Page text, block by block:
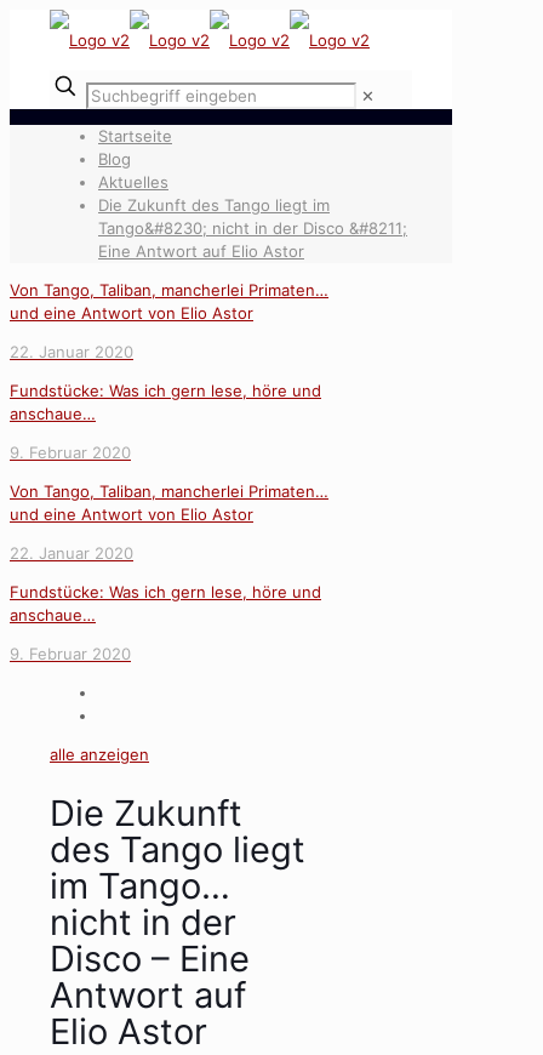
✕
Startseite
Blog
Aktuelles
Die Zukunft des Tango liegt im
Tango&#8230; nicht in der Disco &#8211;
Eine Antwort auf Elio Astor
Von Tango, Taliban, mancherlei Primaten…
und eine Antwort von Elio Astor
22. Januar 2020
Fundstücke: Was ich gern lese, höre und
anschaue…
9. Februar 2020
Von Tango, Taliban, mancherlei Primaten…
und eine Antwort von Elio Astor
22. Januar 2020
Fundstücke: Was ich gern lese, höre und
anschaue…
9. Februar 2020
alle anzeigen
Die Zukunft
des Tango liegt
im Tango…
nicht in der
Disco – Eine
Antwort auf
Elio Astor